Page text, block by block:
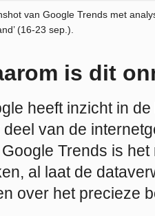
van Google Trends met
(16-23 sep.).
is dit
heeft inzicht in
deel van de
Trends is
al laat de
over het precieze